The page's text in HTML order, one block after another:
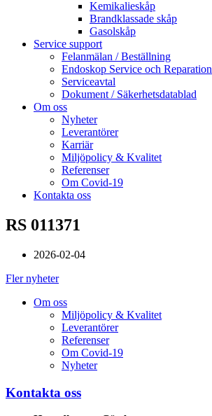
Kemikalieskåp
Brandklassade skåp
Gasolskåp
Service support
Felanmälan / Beställning
Endoskop Service och Reparation
Serviceavtal
Dokument / Säkerhetsdatablad
Om oss
Nyheter
Leverantörer
Karriär
Miljöpolicy & Kvalitet
Referenser
Om Covid-19
Kontakta oss
RS 011371
2026-02-04
Fler nyheter
Om oss
Miljöpolicy & Kvalitet
Leverantörer
Referenser
Om Covid-19
Nyheter
Kontakta oss